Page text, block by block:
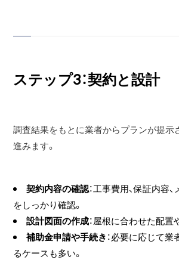
ステップ3：契約と設計
調査結果をもとに業者からプランが提示
進みます。
契約内容の確認：工事費用、保証内容
をしっかり確認。
設計図面の作成：屋根に合わせた配置
補助金申請や手続き：必要に応じて
るケースも多い。